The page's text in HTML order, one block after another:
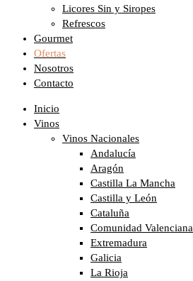
Licores Sin y Siropes
Refrescos
Gourmet
Ofertas
Nosotros
Contacto
Inicio
Vinos
Vinos Nacionales
Andalucía
Aragón
Castilla La Mancha
Castilla y León
Cataluña
Comunidad Valenciana
Extremadura
Galicia
La Rioja